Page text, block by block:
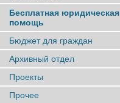
Бесплатная юридическая
помощь
Бюджет для граждан
Архивный отдел
Проекты
Прочее